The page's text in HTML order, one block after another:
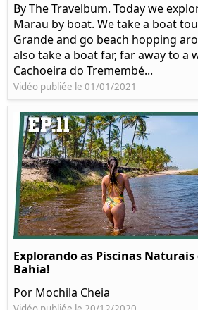
By The Travelbum. Today we
Marau by boat. We take a boat
Grande and go beach hopping
also take a boat far, far away to a
Cachoeira do Tremembé...
Vidéo publiée le 01/01/2021
Explorando as Piscinas
Bahia!
Por Mochila Cheia